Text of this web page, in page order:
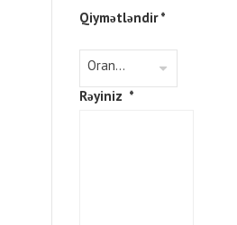
Qiymətləndir*
Rəyiniz *